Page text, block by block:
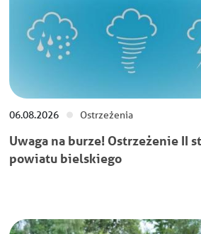
06.08.2026 Ostrzeżenia
Uwaga na burze! Ostrzeżenie II
powiatu bielskiego